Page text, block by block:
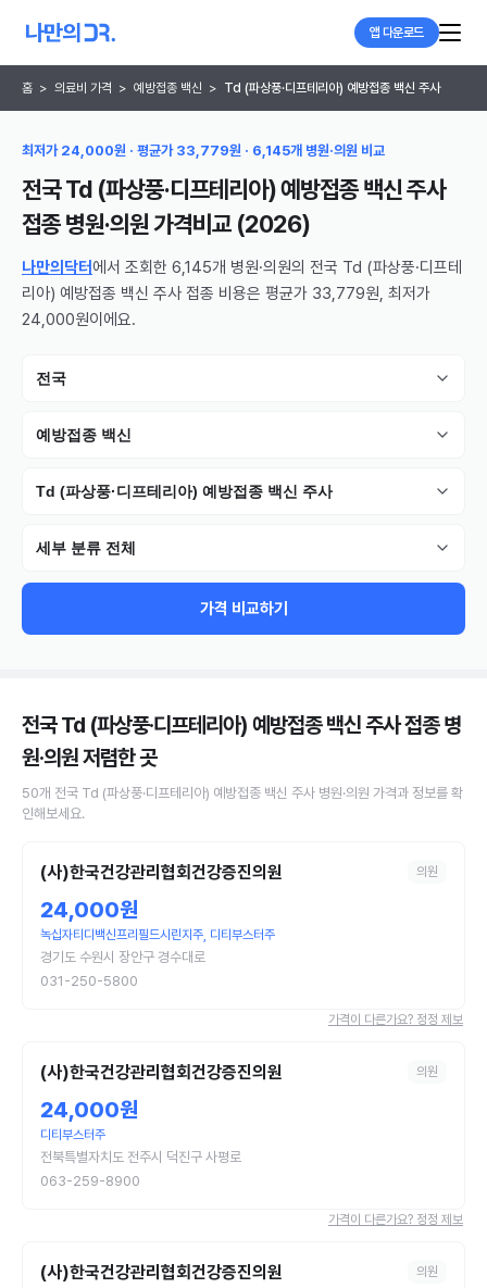
앱 다운로드
홈 > 의료비 가격 > 예방접종 백신 > Td (파상풍·디프테리아) 예방접종 백신 주사
최저가 24,000원 · 평균가 33,779원 · 6,145개 병원·의원 비교
전국 Td (파상풍·디프테리아) 예방접종 백신 주사
접종 병원·의원가격비교 (2026)
나만의닥터 에서 조회한 6,145개 병원·의원의 전국 Td (파상풍·디프테
리아) 예방접종 백신 주사 접종 비용은 평균가 33,779원, 최저가
24,000원이에요.
전국
예방접종 백신
Td (파상풍·디프테리아) 예방접종 백신 주사
세부 분류 전체
가격 비교하기
전국 Td (파상풍·디프테리아) 예방접종 백신 주사 접종 병
원·의원저렴한 곳
50개 전국 Td (파상풍·디프테리아) 예방접종 백신 주사 병원·의원 가격과 정보를 확
인해보세요.
(사)한국건강관리협회건강증진의원 의원
24,000원
녹십자티디백신프리필드시린지주, 디티부스터주
경기도 수원시 장안구 경수대로
031-250-5800
가격이 다른가요? 정정 제보
(사)한국건강관리협회건강증진의원 의원
24,000원
디티부스터주
전북특별자치도 전주시 덕진구 사평로
063-259-8900
가격이 다른가요? 정정 제보
(사)한국건강관리협회건강증진의원 의원